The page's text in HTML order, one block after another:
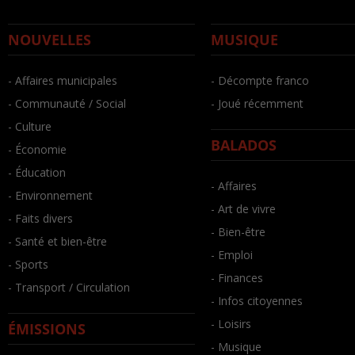
NOUVELLES
- Affaires municipales
- Communauté / Social
- Culture
- Économie
- Éducation
- Environnement
- Faits divers
- Santé et bien-être
- Sports
- Transport / Circulation
ÉMISSIONS
MUSIQUE
- Décompte franco
- Joué récemment
BALADOS
- Affaires
- Art de vivre
- Bien-être
- Emploi
- Finances
- Infos citoyennes
- Loisirs
- Musique